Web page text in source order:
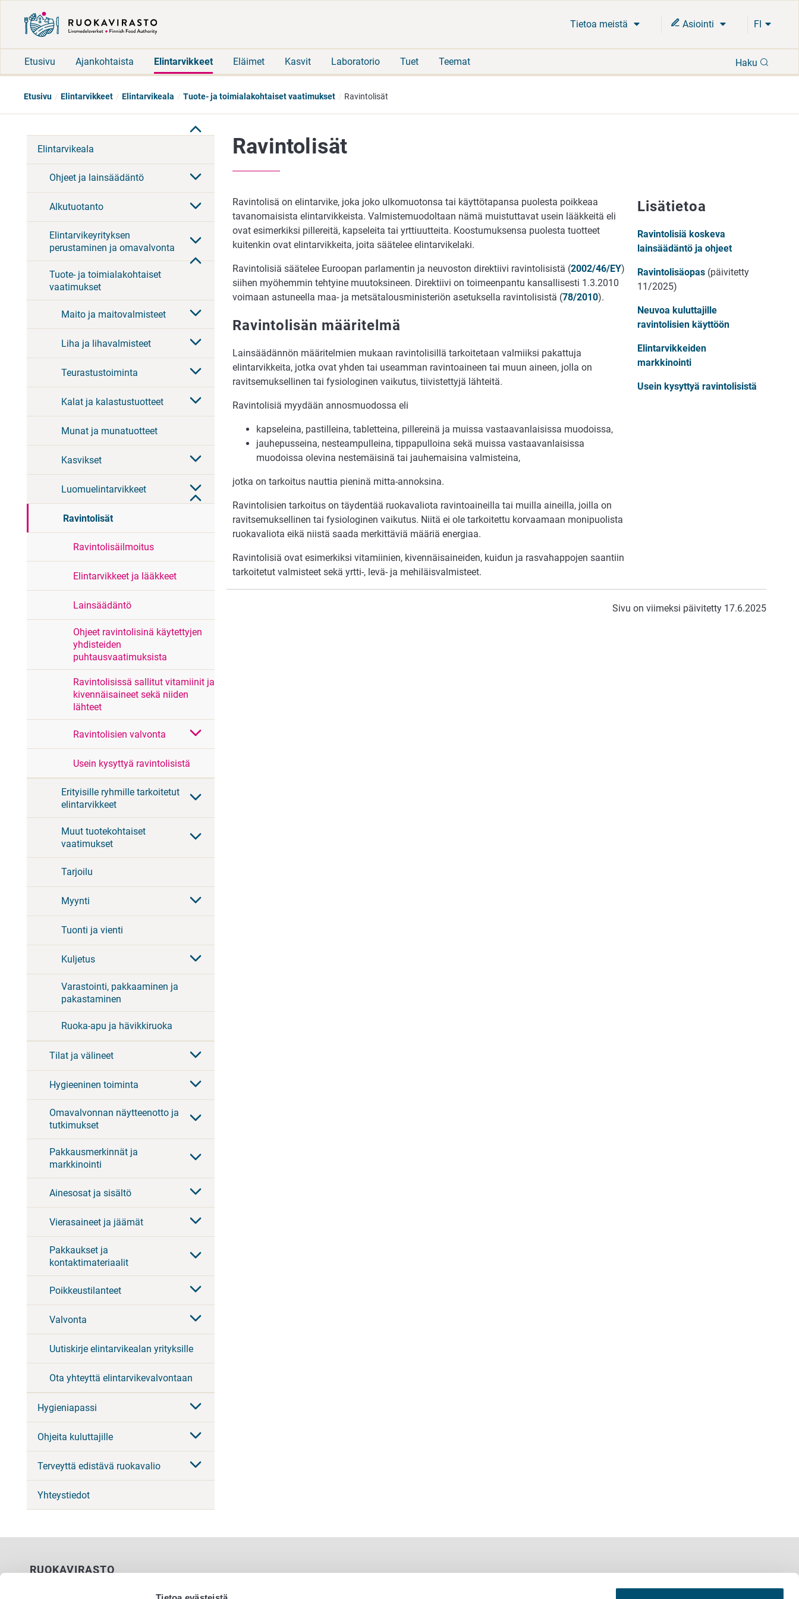
Tietoa meistä Asiointi FI
Etusivu Ajankohtaista Elintarvikkeet Eläimet Kasvit Laboratorio Tuet Teemat Haku
Etusivu Elintarvikkeet Elintarvikeala Tuote- ja toimialakohtaiset vaatimukset Ravintolisät
Elintarvikeala
Ohjeet ja lainsäädäntö
Alkutuotanto
Elintarvikeyrityksen
perustaminen ja omavalvonta
Tuote- ja toimialakohtaiset
vaatimukset
Maito ja maitovalmisteet
Liha ja lihavalmisteet
Teurastustoiminta
Kalat ja kalastustuotteet
Munat ja munatuotteet
Kasvikset
Luomuelintarvikkeet
Ravintolisät
Ravintolisäilmoitus
Elintarvikkeet ja lääkkeet
Lainsäädäntö
Ohjeet ravintolisinä käytettyjen
yhdisteiden
puhtausvaatimuksista
Ravintolisissä sallitut vitamiinit ja
kivennäisaineet sekä niiden
lähteet
Ravintolisien valvonta
Usein kysyttyä ravintolisistä
Erityisille ryhmille tarkoitetut
elintarvikkeet
Muut tuotekohtaiset
vaatimukset
Tarjoilu
Myynti
Tuonti ja vienti
Kuljetus
Varastointi, pakkaaminen ja
pakastaminen
Ruoka-apu ja hävikkiruoka
Tilat ja välineet
Hygieeninen toiminta
Omavalvonnan näytteenotto ja
tutkimukset
Pakkausmerkinnät ja
markkinointi
Ainesosat ja sisältö
Vierasaineet ja jäämät
Pakkaukset ja
kontaktimateriaalit
Poikkeustilanteet
Valvonta
Uutiskirje elintarvikealan yrityksille
Ota yhteyttä elintarvikevalvontaan
Hygieniapassi
Ohjeita kuluttajille
Terveyttä edistävä ruokavalio
Yhteystiedot
Ravintolisät
Ravintolisä on elintarvike, joka joko ulkomuotonsa tai käyttötapansa puolesta poikkeaa
tavanomaisista elintarvikkeista. Valmistemuodoltaan nämä muistuttavat usein lääkkeitä eli
ovat esimerkiksi pillereitä, kapseleita tai yrttiuutteita. Koostumuksensa puolesta tuotteet
kuitenkin ovat elintarvikkeita, joita säätelee elintarvikelaki.
Ravintolisiä säätelee Euroopan parlamentin ja neuvoston direktiivi ravintolisistä (2002/46/EY)
siihen myöhemmin tehtyine muutoksineen. Direktiivi on toimeenpantu kansallisesti 1.3.2010
voimaan astuneella maa- ja metsätalousministeriön asetuksella ravintolisistä (78/2010).
Ravintolisän määritelmä
Lainsäädännön määritelmien mukaan ravintolisillä tarkoitetaan valmiiksi pakattuja
elintarvikkeita, jotka ovat yhden tai useamman ravintoaineen tai muun aineen, jolla on
ravitsemuksellinen tai fysiologinen vaikutus, tiivistettyjä lähteitä.
Ravintolisiä myydään annosmuodossa eli
kapseleina, pastilleina, tabletteina, pillereinä ja muissa vastaavanlaisissa muodoissa,
jauhepusseina, nesteampulleina, tippapulloina sekä muissa vastaavanlaisissa
muodoissa olevina nestemäisinä tai jauhemaisina valmisteina,
jotka on tarkoitus nauttia pieninä mitta-annoksina.
Ravintolisien tarkoitus on täydentää ruokavaliota ravintoaineilla tai muilla aineilla, joilla on
ravitsemuksellinen tai fysiologinen vaikutus. Niitä ei ole tarkoitettu korvaamaan monipuolista
ruokavaliota eikä niistä saada merkittäviä määriä energiaa.
Ravintolisiä ovat esimerkiksi vitamiinien, kivennäisaineiden, kuidun ja rasvahappojen saantiin
tarkoitetut valmisteet sekä yrtti-, levä- ja mehiläisvalmisteet.
Lisätietoa
Ravintolisiä koskeva
lainsäädäntö ja ohjeet
Ravintolisäopas (päivitetty
11/2025)
Neuvoa kuluttajille
ravintolisien käyttöön
Elintarvikkeiden
markkinointi
Usein kysyttyä ravintolisistä
Sivu on viimeksi päivitetty 17.6.2025
RUOKAVIRASTO